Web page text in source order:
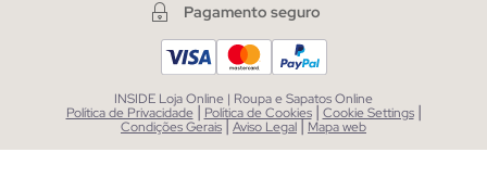
Pagamento seguro
INSIDE Loja Online | Roupa e Sapatos Online
Política de Privacidade | Política de Cookies | Cookie Settings |
Condições Gerais|Aviso Legal| Mapa web